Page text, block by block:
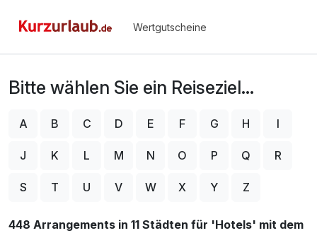
Wertgutscheine
Bitte wählen Sie ein Reiseziel...
A B C D E F G H I
J K L M N O P Q R
S T U V W X Y Z
448 Arrangements in 11 Städten für 'Hotels' mit dem